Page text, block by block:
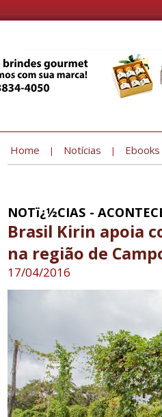
Home | Notícias | Ebooks
NOTï¿½CIAS -
Brasil Kirin apoia
na região de
17/04/2016